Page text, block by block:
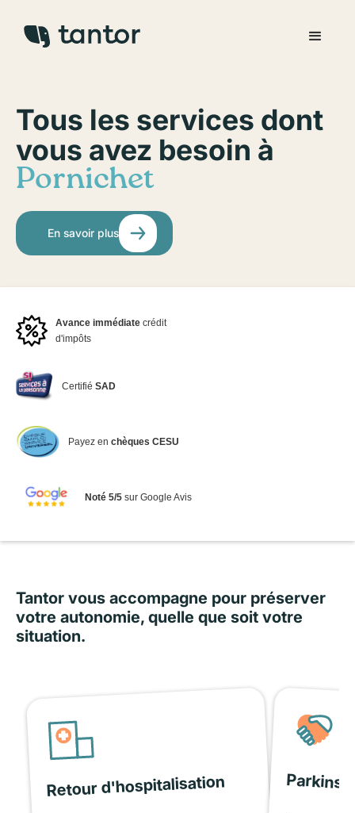
Tous les services dont
vous avez besoin à
Pornichet
En savoir plus
Avance immédiate crédit
d'impôts
CertifiéSAD
Payez en chèques CESU
Noté 5/5sur Google Avis
Tantor vous accompagne pour préserver
votre autonomie, quelle que soit votre
situation.
Retour d'hospitalisation